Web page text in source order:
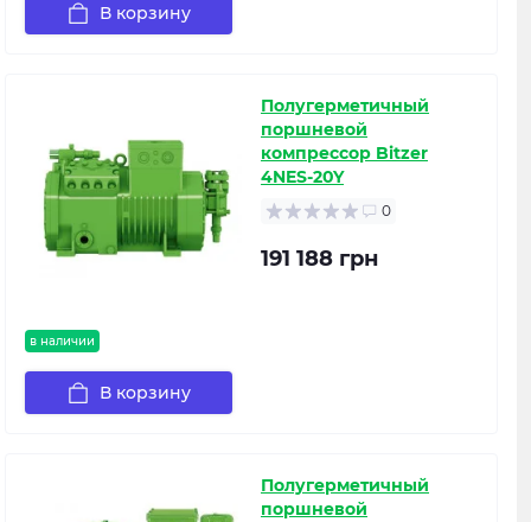
В корзину
в наличии
Полугерметичный
поршневой
компрессор Bitzer
4NES-20Y
0
191 188 грн
В корзину
Полугерметичный
поршневой